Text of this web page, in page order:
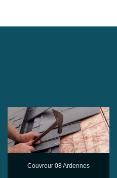
Couvreur 08 Ardennes